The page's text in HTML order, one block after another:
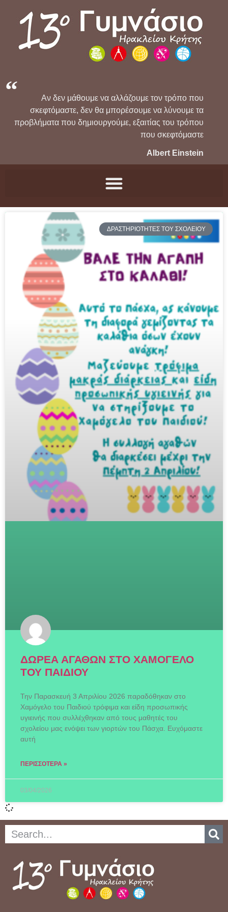
Αν δεν μάθουμε να αλλάζουμε τον τρόπο που
σκεφτόμαστε, δεν θα μπορέσουμε να λύνουμε τα
προβλήματα που δημιουργούμε, εξαιτίας του τρόπου
που σκεφτόμαστε
Albert Einstein
ΔΡΑΣΤΗΡΙΟΤΗΤΕΣ ΤΟΥ ΣΧΟΛΕΙΟΥ
ΔΩΡΕΑ ΑΓΑΘΩΝ ΣΤΟ ΧΑΜΟΓΕΛΟ
ΤΟΥ ΠΑΙΔΙΟΥ
Την Παρασκευή 3 Απριλίου 2026 παραδόθηκαν στο
Χαμόγελο του Παιδιού τρόφιμα και είδη προσωπικής
υγιεινής που συλλέχθηκαν από τους μαθητές του
σχολείου μας ενόψει των γιορτών του Πάσχα. Ευχόμαστε
αυτή
ΠΕΡΙΣΣΌΤΕΡΑ »
03/04/2026